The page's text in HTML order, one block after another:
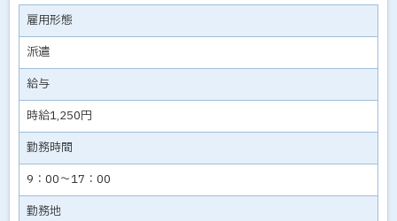
雇用形態
派遣
給与
時給1,250円
勤務時間
9：00～17：00
勤務地